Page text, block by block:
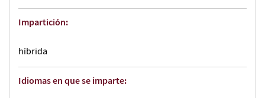
Impartición:
híbrida
Idiomas en que se imparte: